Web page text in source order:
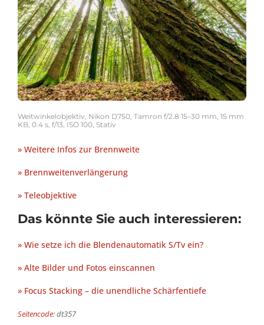
Weitwinkelobjektiv, Nikon D750, Tamron f/2.8 15–30 mm, 15 mm
KB, 0.4 s, f/13, ISO 100, Stativ
» Weitere Infos zur Brennweite
» Brennweitenverlängerung
» Teleobjektive
Das könnte Sie auch interessieren:
» Wie setze ich die Blendenautomatik S/Tv ein?
» Alte Bilder und Fotos einscannen
» Focus Stacking – die unendliche Schärfentiefe
Seitencode: dt357